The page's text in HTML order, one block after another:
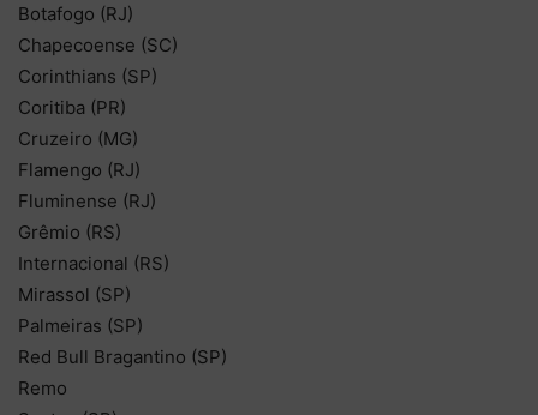
Botafogo (RJ)
Chapecoense (SC)
Corinthians (SP)
Coritiba (PR)
Cruzeiro (MG)
Flamengo (RJ)
Fluminense (RJ)
Grêmio (RS)
Internacional (RS)
Mirassol (SP)
Palmeiras (SP)
Red Bull Bragantino (SP)
Remo